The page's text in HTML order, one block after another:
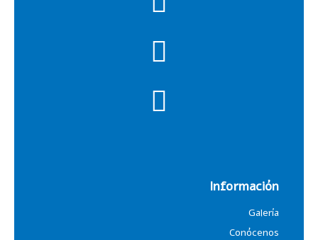
Información
Galería
Conócenos